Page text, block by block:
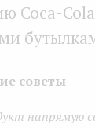
Coca-
советы
напрямую